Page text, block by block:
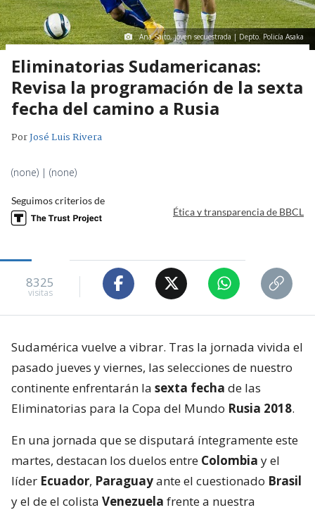
Ana Saito, joven secuestrada | Depto. Policía Asaka
Eliminatorias Sudamericanas:
Revisa la programación de la sexta
fecha del camino a Rusia
PorJosé Luis Rivera
(none) | (none)
Seguimos criterios de
Ética y transparencia de BBCL
8325
visitas
Sudamérica vuelve a vibrar. Tras la jornada vivida el
pasado jueves y viernes, las selecciones de nuestro
continente enfrentarán la sexta fecha de las
Eliminatorias para la Copa del Mundo Rusia 2018.
En una jornada que se disputará íntegramente este
martes, destacan los duelos entre Colombia y el
líder Ecuador, Paraguayante el cuestionado Brasil
y el de el colista Venezuela frente a nuestra